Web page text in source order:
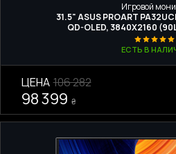
Игровой
31.5" ASUS PROART
QD-OLED, 3840Х2160
ЕСТЬ В
ЦЕНА 106 282
98 399 ₴